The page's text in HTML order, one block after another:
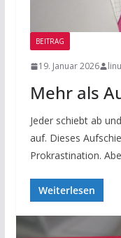
BEITRAG
19. Januar 2026
Mehr als
Jeder schiebt ab
auf. Dieses
Prokrastination.
Weiterlesen